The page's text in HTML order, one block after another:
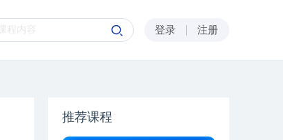
登录 注册
推荐课程